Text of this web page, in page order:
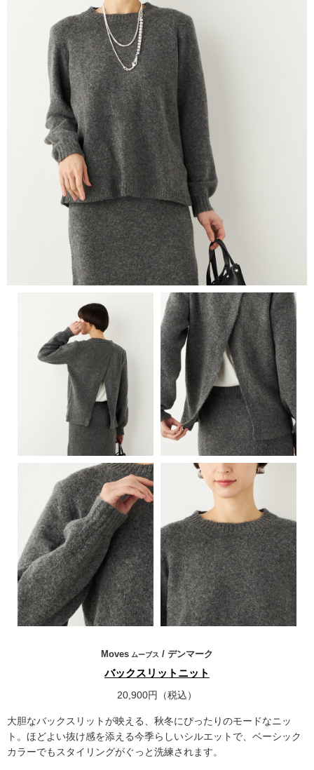
Moves ムーブス / デンマーク
バックスリットニット
20,900円（税込）
大胆なバックスリットが映える、秋冬にぴったりのモードなニッ
ト。ほどよい抜け感を添える今季らしいシルエットで、ベーシック
カラーでもスタイリングがぐっと洗練されます。